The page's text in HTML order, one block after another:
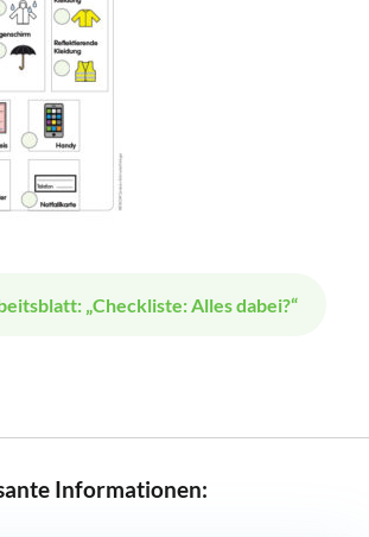
„Checkliste: Alles dabei?“
Informationen: